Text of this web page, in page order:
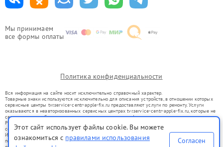
Мы принимаем
все формы оплаты
Политика конфиденциальности
Вся информация на сайте носит исключительно справочный характер.
Товарные знаки используются исключительно для описания устройств, в отношении которых
сервисные центры tvr.service-centr-apple-fix.ru предоставляют услуги по ремонту. Услуги
оказываются в неавторизованных сервисных центрах tvr.service-centr-apple-fix.ru, которые не
связаны с правообладателями товарных знаков или их официальными представителями.
Ремонт осуществляется для устройств, уже введенных в гражданский оборот в соответствии
со статьей 1487 ГК РФ.
Использование товарных знаков не преследует цели индивидуализации услуг или введения
потребителей в заблуждение, а служит для информирования о предоставляемых услугах по
Этот сайт использует файлы cookie. Вы можете
ознакомиться с правилами использования
Согласен